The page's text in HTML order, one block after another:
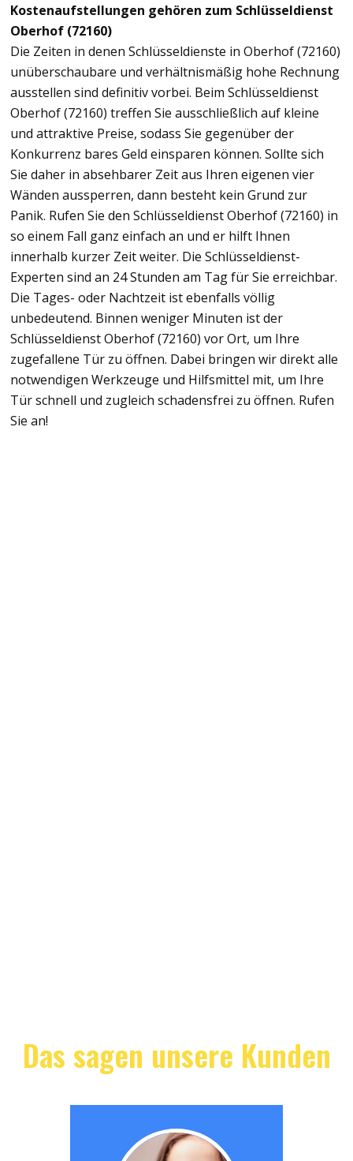
Kostenaufstellungen gehören zum Schlüsseldienst
Oberhof (72160)
Die Zeiten in denen Schlüsseldienste in Oberhof (72160)
unüberschaubare und verhältnismäßig hohe Rechnung
ausstellen sind definitiv vorbei. Beim Schlüsseldienst
Oberhof (72160) treffen Sie ausschließlich auf kleine
und attraktive Preise, sodass Sie gegenüber der
Konkurrenz bares Geld einsparen können. Sollte sich
Sie daher in absehbarer Zeit aus Ihren eigenen vier
Wänden aussperren, dann besteht kein Grund zur
Panik. Rufen Sie den Schlüsseldienst Oberhof (72160) in
so einem Fall ganz einfach an und er hilft Ihnen
innerhalb kurzer Zeit weiter. Die Schlüsseldienst-
Experten sind an 24 Stunden am Tag für Sie erreichbar.
Die Tages- oder Nachtzeit ist ebenfalls völlig
unbedeutend. Binnen weniger Minuten ist der
Schlüsseldienst Oberhof (72160) vor Ort, um Ihre
zugefallene Tür zu öffnen. Dabei bringen wir direkt alle
notwendigen Werkzeuge und Hilfsmittel mit, um Ihre
Tür schnell und zugleich schadensfrei zu öffnen. Rufen
Sie an!
Das sagen unsere Kunden